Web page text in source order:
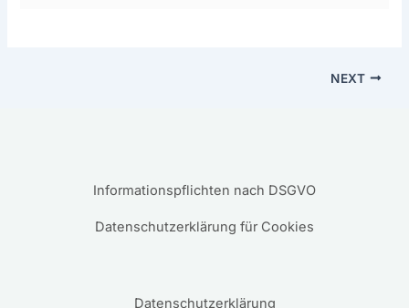
NEXT
Informationspflichten nach DSGVO
Datenschutzerklärung für Cookies
Datenschutzerklärung